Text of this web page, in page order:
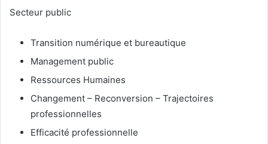
Secteur public
Transition numérique et bureautique
Management public
Ressources Humaines
Changement – Reconversion – Trajectoires
professionnelles
Efficacité professionnelle